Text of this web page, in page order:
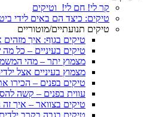
קר לי! חם לי! וטיקים
טיקים: כיצד הם באים לידי
טיקים תנועתיים/מוטוריים
טיקים בגוף: איך
טיקים בעיניים – כל
מצמוץ יתר – מהי
מצמוץ בעיניים אצל
טיקים בפנים – הכירו
עווית בפנים – קשה
טיקים בצוואר – איך
טיקים בגבה בקרב